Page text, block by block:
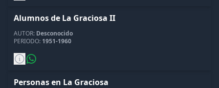
Alumnos de La Graciosa II
AUTOR: Desconocido
PERIODO: 1951-1960
Personas en La Graciosa